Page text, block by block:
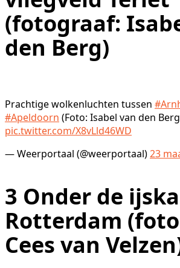
(fotograaf:
den Berg)
Prachtige wolkenluchten tussen
#Apeldoorn (Foto: Isabel van den
pic.twitter.com/X8vLld46WD
— Weerportaal (@weerportaal)23
3 Onder de
Rotterdam
Cees van